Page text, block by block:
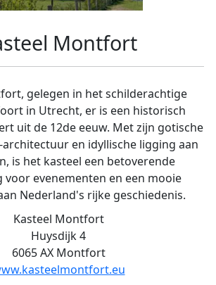
Montfort
gelegen in het schilderachtige
in Utrecht, er is een historisch
uit de 12de eeuw. Met zijn gotische
architectuur en idyllische ligging aan
is het kasteel een betoverende
voor evenementen en een mooie
Nederland's rijke geschiedenis.
Kasteel Montfort
Huysdijk 4
6065 AX Montfort